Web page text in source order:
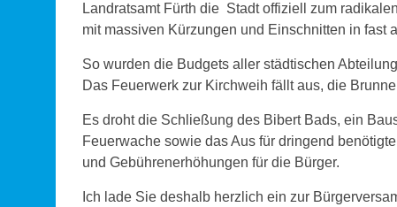
Landratsamt Fürth die Stadt offiziell zum
mit massiven Kürzungen und Einschnitten in fast
So wurden die Budgets aller städtischen
Das Feuerwerk zur Kirchweih fällt aus, die
Es droht die Schließung des Bibert Bads, ein
Feuerwache sowie das Aus für dringend
und Gebührenerhöhungen für die Bürger.
Ich lade Sie deshalb herzlich ein zur